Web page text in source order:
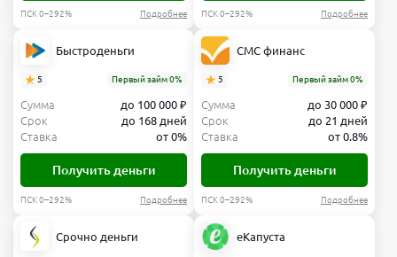
ПСК 0–292% Подробнее ПСК 0–292% Подробнее
Быстроденьги
5 Первый займ 0%
Сумма
до 100 000 ₽
Срок
до 168 дней
Ставка
от 0%
Получить деньги
ПСК 0–292% Подробнее
СМС финанс
5 Первый займ 0%
Сумма
до 30 000 ₽
Срок
до 21 дней
Ставка
от 0.8%
Получить деньги
ПСК 0–292% Подробнее
Срочно деньги еКапуста